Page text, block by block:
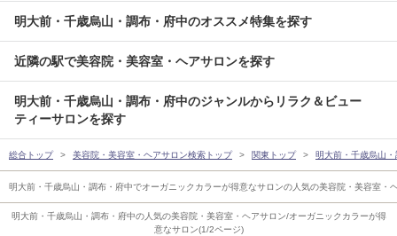
明大前・千歳烏山・調布・府中の人気の美容院・美容室・ヘアサロン/オーガニックカラーが得
意なサロン(1/2ページ)
明大前・千歳烏山・調布・府中のオススメ特集を探す
近隣の駅で美容院・美容室・ヘアサロンを探す
明大前・千歳烏山・調布・府中のジャンルからリラク＆ビュー
ティーサロンを探す
総合トップ 美容院・美容室・ヘアサロン検索トップ 関東トップ 明大前・千歳烏山
明大前・千歳烏山・調布・府中でオーガニックカラーが得意なサロンの人気の美容院・美容室